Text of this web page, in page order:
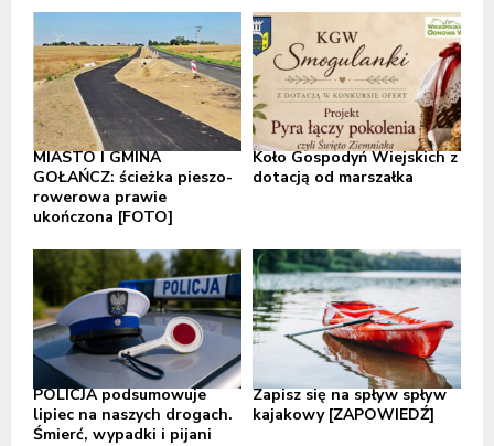
MIASTO I GMINA
GOŁAŃCZ: ścieżka pieszo-
rowerowa prawie
ukończona [FOTO]
Koło Gospodyń Wiejskich z
dotacją od marszałka
POLICJA podsumowuje
lipiec na naszych drogach.
Śmierć, wypadki i pijani
Zapisz się na spływ spływ
kajakowy [ZAPOWIEDŹ]